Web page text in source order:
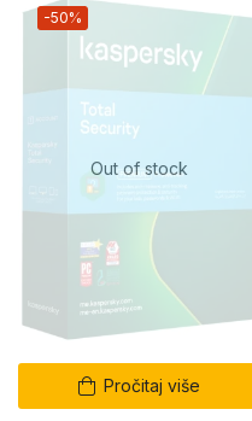
Out of stock
Pročitaj više
-50%